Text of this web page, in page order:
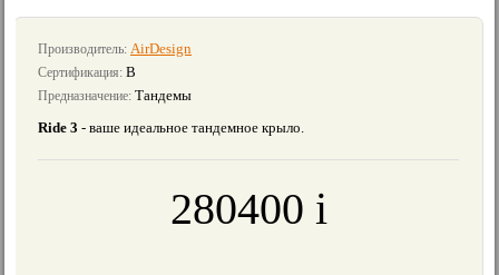
Производитель: AirDesign
Сертификация: B
Предназначение: Тандемы
Ride 3 - ваше идеальное тандемное крыло.
280400 i